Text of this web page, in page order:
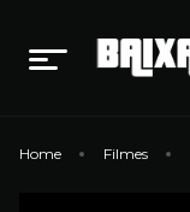
Home Filmes